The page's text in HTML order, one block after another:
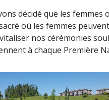
décidé que les femmes
où les femmes
nos cérémonies
à chaque Première